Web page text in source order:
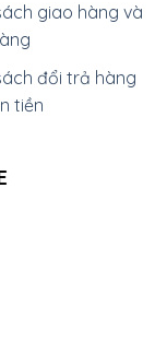
giao hàng và
đổi trả hàng
tiền